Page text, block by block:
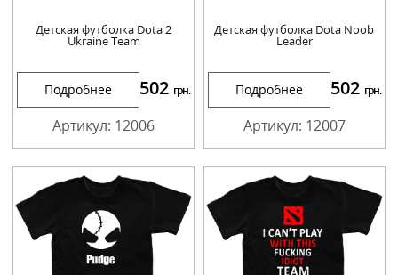
Детская футболка Dota 2
Ukraine Team
Подробнее 502 грн.
Артикул: 12006
Детская футболка Dota Noob
Leader
Подробнее 502 грн.
Артикул: 12007